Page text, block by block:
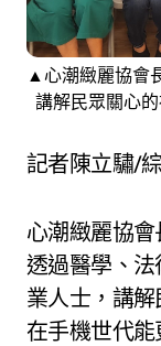
▲心潮緻麗協會
講解民眾關心
記者陳立驌/
心潮緻麗協會
透過醫學、
業人士，講
在手機世代